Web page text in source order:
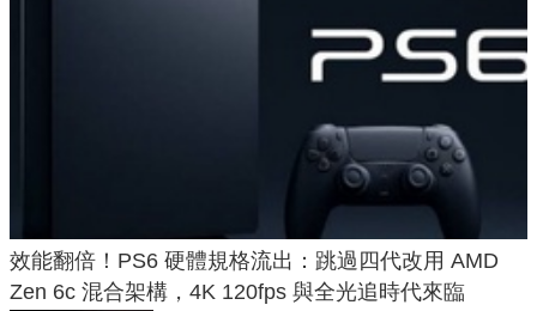
效能翻倍！PS6 硬體規格流出：跳過四代改用 AMD
Zen 6c 混合架構，4K 120fps 與全光追時代來臨